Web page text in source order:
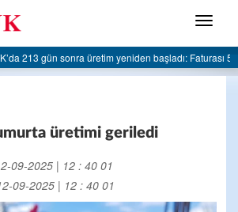
Menü
|AK Parti Ereğli İlçe Başkanlığı’ndan
üretimi geriledi
09-2025 | 12 : 40 01
09-2025 | 12 : 40 01